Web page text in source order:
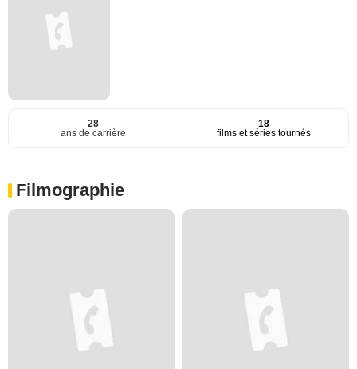
28
ans de carrière
18
films et séries tournés
Filmographie